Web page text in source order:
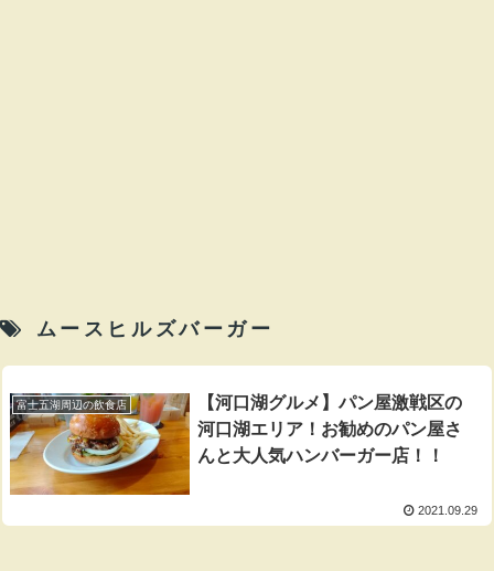
ムースヒルズバーガー
富士五湖周辺の飲食店
【河口湖グルメ】パン屋激戦区の
河口湖エリア！お勧めのパン屋さ
んと大人気ハンバーガー店！！
2021.09.29